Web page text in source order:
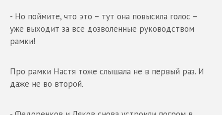
- Но поймите, что это – тут она повысила голос –
уже выходит за все дозволенные руководством
рамки!
Про рамки Настя тоже слышала не в первый раз. И
даже не во второй.